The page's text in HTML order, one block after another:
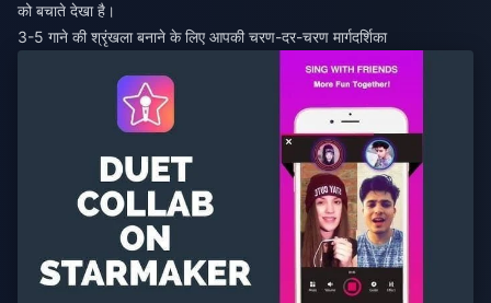
को बचाते देखा है।
3-5 गाने की श्रृंखला बनाने के लिए आपकी चरण-दर-चरण मार्गदर्शिका